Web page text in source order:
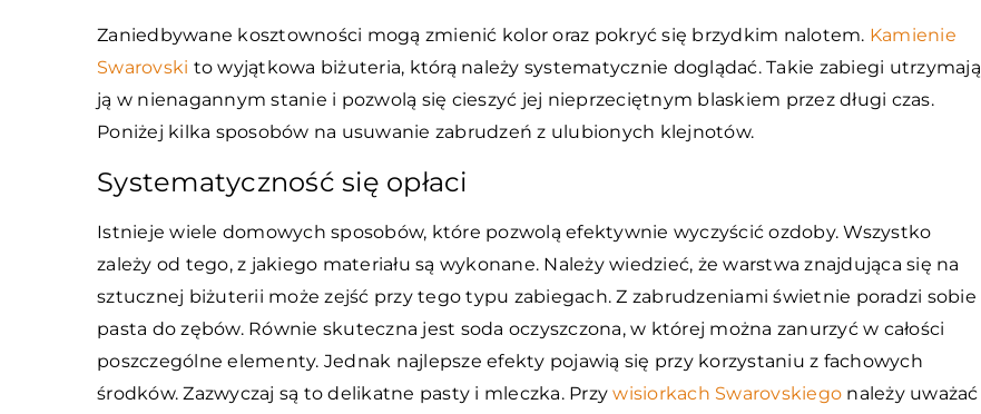
Zaniedbywane kosztowności mogą zmienić kolor oraz pokryć się brzydkim nalotem. Kamienie
Swarovski to wyjątkowa biżuteria, którą należy systematycznie doglądać. Takie zabiegi utrzymają
ją w nienagannym stanie i pozwolą się cieszyć jej nieprzeciętnym blaskiem przez długi czas.
Poniżej kilka sposobów na usuwanie zabrudzeń z ulubionych klejnotów.
Systematyczność się opłaci
Istnieje wiele domowych sposobów, które pozwolą efektywnie wyczyścić ozdoby. Wszystko
zależy od tego, z jakiego materiału są wykonane. Należy wiedzieć, że warstwa znajdująca się na
sztucznej biżuterii może zejść przy tego typu zabiegach. Z zabrudzeniami świetnie poradzi sobie
pasta do zębów. Równie skuteczna jest soda oczyszczona, w której można zanurzyć w całości
poszczególne elementy. Jednak najlepsze efekty pojawią się przy korzystaniu z fachowych
środków. Zazwyczaj są to delikatne pasty i mleczka. Przywisiorkach Swarovskiego należy uważać